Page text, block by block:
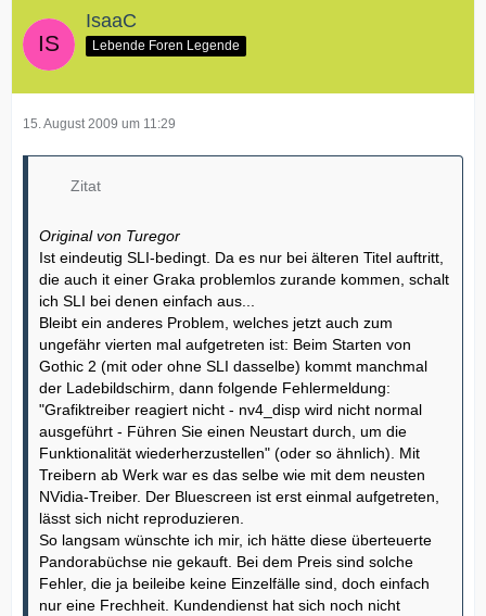
IsaaC
Lebende Foren Legende
15. August 2009 um 11:29
Zitat
Original von Turegor
Ist eindeutig SLI-bedingt. Da es nur bei älteren Titel auftritt,
die auch it einer Graka problemlos zurande kommen, schalt
ich SLI bei denen einfach aus...
Bleibt ein anderes Problem, welches jetzt auch zum
ungefähr vierten mal aufgetreten ist: Beim Starten von
Gothic 2 (mit oder ohne SLI dasselbe) kommt manchmal
der Ladebildschirm, dann folgende Fehlermeldung:
"Grafiktreiber reagiert nicht - nv4_disp wird nicht normal
ausgeführt - Führen Sie einen Neustart durch, um die
Funktionalität wiederherzustellen" (oder so ähnlich). Mit
Treibern ab Werk war es das selbe wie mit dem neusten
NVidia-Treiber. Der Bluescreen ist erst einmal aufgetreten,
lässt sich nicht reproduzieren.
So langsam wünschte ich mir, ich hätte diese überteuerte
Pandorabüchse nie gekauft. Bei dem Preis sind solche
Fehler, die ja beileibe keine Einzelfälle sind, doch einfach
nur eine Frechheit. Kundendienst hat sich noch nicht